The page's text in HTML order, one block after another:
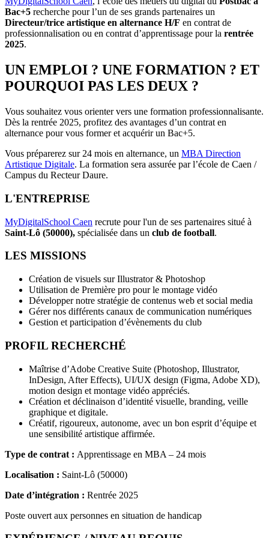
Bac+5 recherche pour l’un de ses grands partenaires un
Directeur/trice artistique en alternance H/F en contrat de
professionnalisation ou en contrat d’apprentissage pour la rentrée
2025.
UN EMPLOI ? UNE FORMATION ? ET
POURQUOI PAS LES DEUX ?
Vous souhaitez vous orienter vers une formation professionnalisante.
Dès la rentrée 2025, profitez des avantages d’un contrat en
alternance pour vous former et acquérir un Bac+5.
Vous préparerez sur 24 mois en alternance, un MBA Direction
Artistique Digitale. La formation sera assurée par l’école de Caen /
Campus du Recteur Daure.
L'ENTREPRISE
MyDigitalSchool Caen recrute pour l'un de ses partenaires situé à
Saint-Lô (50000), spécialisée dans un club de football.
LES MISSIONS
Création de visuels sur Illustrator & Photoshop
Utilisation de Première pro pour le montage vidéo
Développer notre stratégie de contenus web et social media
Gérer nos différents canaux de communication numériques
Gestion et participation d’évènements du club
PROFIL RECHERCHÉ
Maîtrise d’Adobe Creative Suite (Photoshop, Illustrator,
InDesign, After Effects), UI/UX design (Figma, Adobe XD),
motion design et montage vidéo appréciés.
Création et déclinaison d’identité visuelle, branding, veille
graphique et digitale.
Créatif, rigoureux, autonome, avec un bon esprit d’équipe et
une sensibilité artistique affirmée.
Type de contrat : Apprentissage en MBA – 24 mois
Localisation : Saint-Lô (50000)
Date d’intégration : Rentrée 2025
Poste ouvert aux personnes en situation de handicap